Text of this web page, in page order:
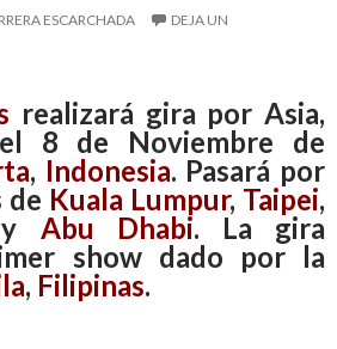
ESCARCHADA
DEJA UN
realizará gira por Asia,
el 8 de Noviembre de
, Indonesia. Pasará por
de Kuala Lumpur, Taipei,
Abu Dhabi. La gira
show dado por la
, Filipinas.
Roses tendrá un Noviembre asiático